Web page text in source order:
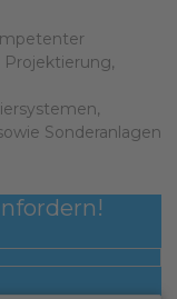
Sonderanlagen